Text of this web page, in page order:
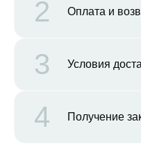
2 Оплата и
3 Условия
4 Получение